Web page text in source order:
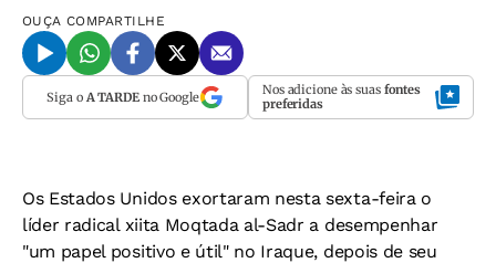
OUÇA COMPARTILHE
Siga o A TARDEno Google Nos adicione às suas fontes
preferidas
Os Estados Unidos exortaram nesta sexta-feira o
líder radical xiita Moqtada al-Sadr a desempenhar
"um papel positivo e útil" no Iraque, depois de seu